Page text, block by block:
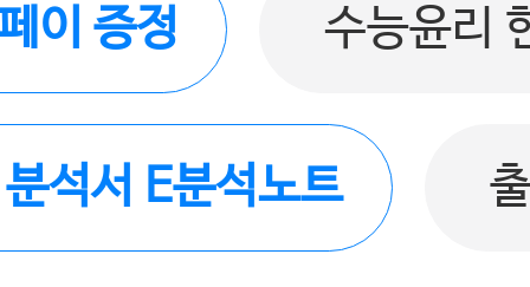
이 증정 수능윤리
석서 E분석노트